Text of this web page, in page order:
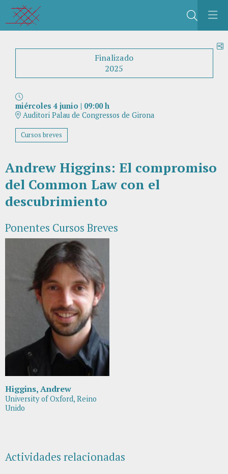
Buscar
Finalizado
2025
miércoles 4 junio | 09:00 h
Auditori Palau de Congressos de Girona
Cursos breves
Andrew Higgins: El compromiso
del Common Law con el
descubrimiento
Ponentes Cursos Breves
Higgins, Andrew
University of Oxford, Reino
Unido
Actividades relacionadas